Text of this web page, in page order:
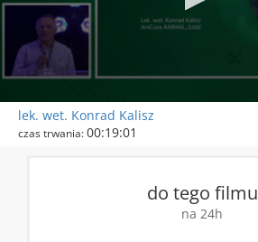
seconds
lek. wet. Konrad Kalisz
czas trwania:00:19:01
do tego filmu
na 24h